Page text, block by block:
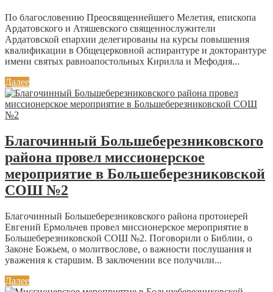
По благословению Преосвященнейшего Мелетия, епископа
Ардатовского и Атяшевского священнослужители
Ардатовской епархии делегированы на курсы повышения
квалификации в Общецерковной аспирантуре и докторантуре
имени святых равноапостольных Кирилла и Мефодия...
Далее
Благочинный Большеберезниковского
района провел миссионерское
мероприятие в Большеберезниковской
СОШ №2
Благочинный Большеберезниковского района протоиерей
Евгений Ермольчев провел миссионерское мероприятие в
Большеберезниковской СОШ №2. Поговорили о Библии, о
Законе Божьем, о молитвослове, о важности послушания и
уважения к старшим. В заключении все получили...
Далее